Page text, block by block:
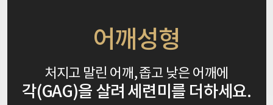
어깨성형
처지고 말린 어깨, 좁고 낮은 어깨에
각(GAG)을 살려 세련미를 더하세요.